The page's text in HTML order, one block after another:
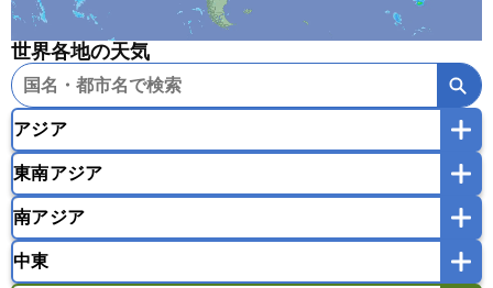
世界各地の天気
アジア
韓国
モンゴル
東南アジア
インドネシア
南アジア
中東